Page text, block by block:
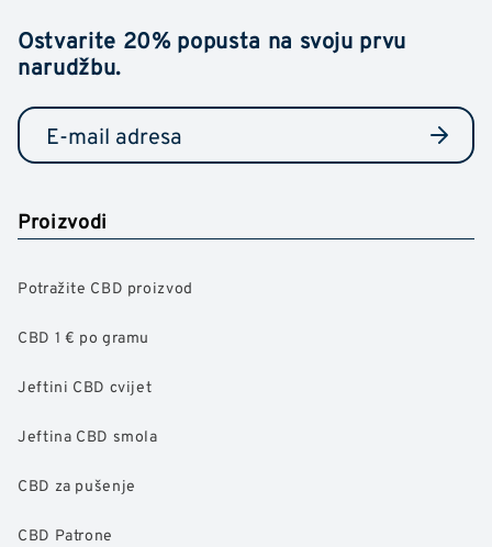
Ostvarite 20% popusta na svoju prvu
narudžbu.
Proizvodi
Potražite CBD proizvod
CBD 1 € po gramu
Jeftini CBD cvijet
Jeftina CBD smola
CBD za pušenje
CBD Patrone